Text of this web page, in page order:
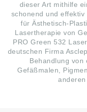
dieser Art mithilfe
schonend und
für Ästhetisch-
Lasertherapie von
PRO Green 532
deutschen Firma
Behandlung von
Gefäßmalen,